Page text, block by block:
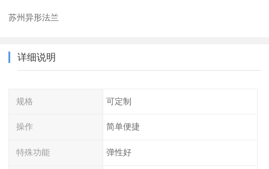
苏州异形法兰
详细说明
规格 可定制
操作 简单便捷
特殊功能 弹性好